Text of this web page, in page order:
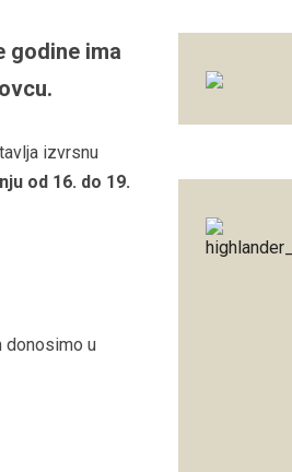
godine ima
izvrsnu
od 16. do 19.
donosimo u